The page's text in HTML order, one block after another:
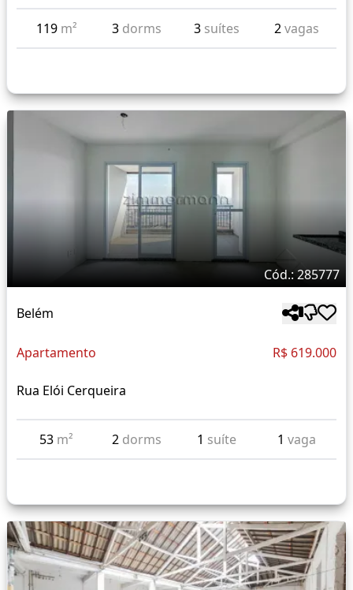
119 m² 3 dorms 3 suítes 2vagas
Cód.: 285777
Belém
Apartamento R$ 619.000
Rua Elói Cerqueira
53 m² 2 dorms 1 suíte 1 vaga